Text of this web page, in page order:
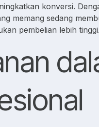
konversi.
memang sedang
pembelian lebih tinggi.